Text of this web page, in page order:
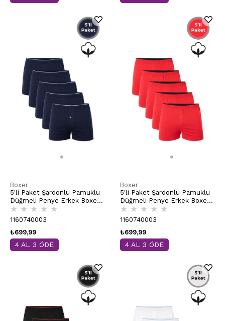
Boxer
5'li Paket Şardonlu Pamuklu
Düğmeli Penye Erkek Boxer |
Lacivert K0041
★ ★ ★ ★ ★
1160740003
₺699,99
4 AL 3 ÖDE
Boxer
5'li Paket Şardonlu Pamuklu
Düğmeli Penye Erkek Boxer |
Kırmızı K0041
★ ★ ★ ★ ★
1160740003
₺699,99
4 AL 3 ÖDE